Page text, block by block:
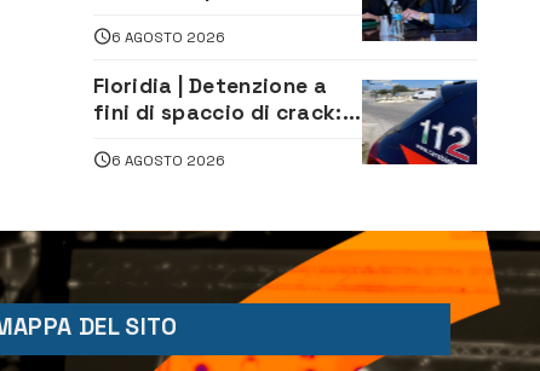
depuratore delle acque
6 AGOSTO 2026
Floridia | Detenzione a
fini di spaccio di crack:
6 AGOSTO 2026
DEL SITO